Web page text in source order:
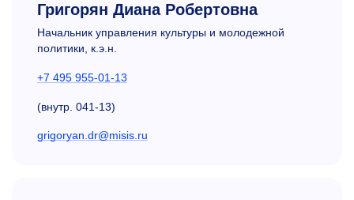
Григорян Диана Робертовна
Начальник управления культуры и молодежной
политики, к.э.н.
+7 495 955-01-13
(внутр. 041-13)
grigoryan.dr@misis.ru